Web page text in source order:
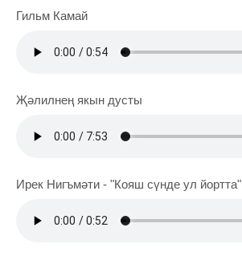
Гильм Камай
Җәлилнең якын дусты
Ирек Нигъмәти - "Кояш сүнде ул йортта"